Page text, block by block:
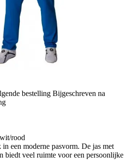
bestelling Bijgeschreven na
rood
een moderne pasvorm. De jas met
biedt veel ruimte voor een persoonlijke